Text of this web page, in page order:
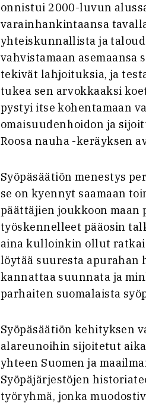
onnistui 2000-luvun
varainhankintaansa
yhteiskunnallista ja
vahvistamaan
tekivät lahjoituksia, ja
tukea sen arvokkaaksi
pystyi itse kohentamaan
omaisuudenhoidon ja
Roosa nauha -keräyksen
Syöpäsäätiön menestys
se on kyennyt saamaan
päättäjien joukkoon maan
työskennelleet pääosin
aina kulloinkin ollut
löytää suuresta apurahan
kannattaa suunnata ja
parhaiten suomalaista
Syöpäsäätiön kehityksen
alareunoihin sijoitetut
yhteen Suomen ja
Syöpäjärjestöjen
työryhmä, jonka